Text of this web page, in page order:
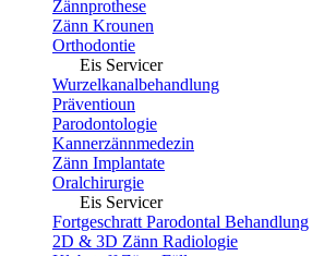
Zännprothese
Zänn Krounen
Orthodontie
Eis Servicer
Wurzelkanalbehandlung
Präventioun
Parodontologie
Kannerzännmedezin
Zänn Implantate
Oralchirurgie
Eis Servicer
Fortgeschratt Parodontal Behandlung
2D & 3D Zänn Radiologie